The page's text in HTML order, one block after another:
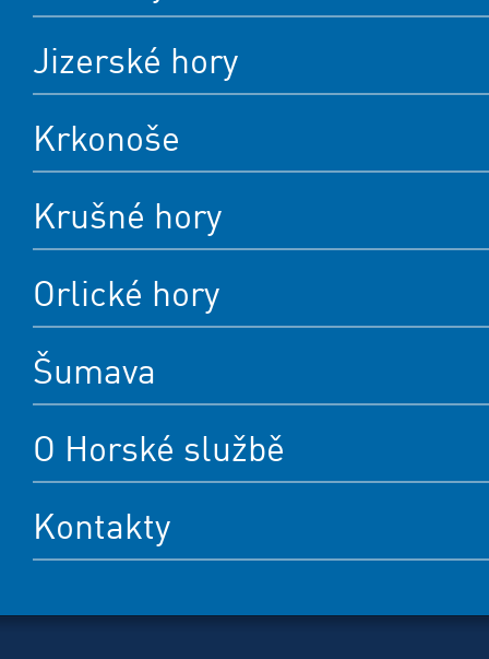
Jizerské hory
Krkonoše
Krušné hory
Orlické hory
Šumava
O Horské službě
Kontakty